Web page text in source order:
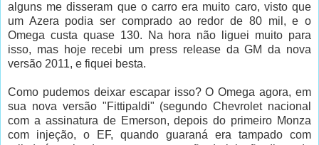
alguns me disseram que o carro era muito caro, visto que
um Azera podia ser comprado ao redor de 80 mil, e o
Omega custa quase 130. Na hora não liguei muito para
isso, mas hoje recebi um press release da GM da nova
versão 2011, e fiquei besta.
Como pudemos deixar escapar isso? O Omega agora, em
sua nova versão "Fittipaldi" (segundo Chevrolet nacional
com a assinatura de Emerson, depois do primeiro Monza
com injeção, o EF, quando guaraná era tampado com